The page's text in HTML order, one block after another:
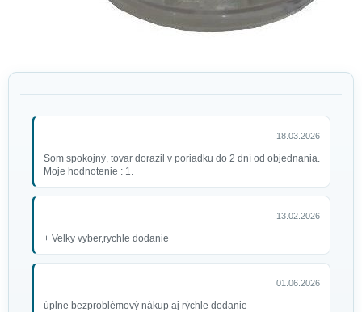
18.03.2026
Som spokojný, tovar dorazil v poriadku do 2 dní od objednania.
Moje hodnotenie : 1.
13.02.2026
+ Velky vyber,rychle dodanie
01.06.2026
úplne bezproblémový nákup aj rýchle dodanie